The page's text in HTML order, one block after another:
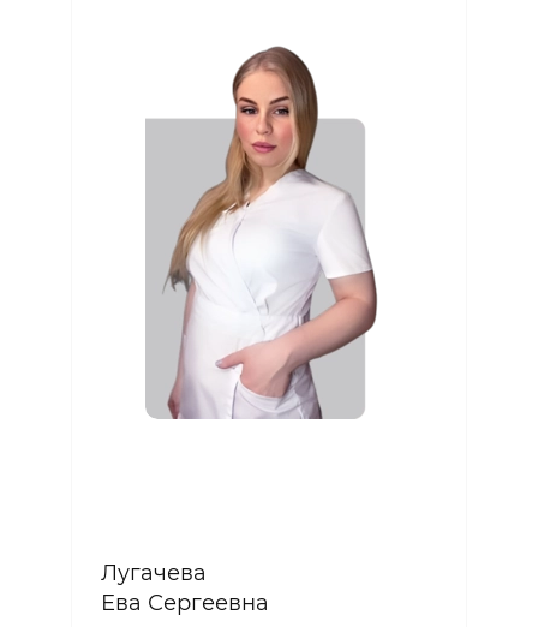
Лугачева
Ева Сергеевна